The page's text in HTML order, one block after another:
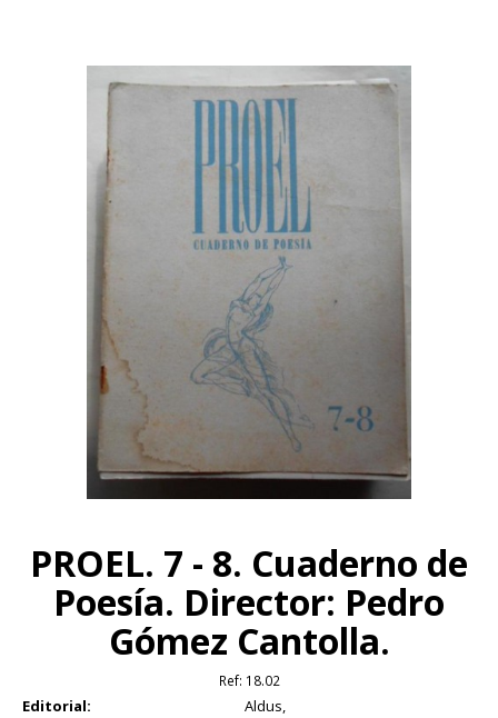
PROEL. 7 - 8. Cuaderno de
Poesía. Director: Pedro
Gómez Cantolla.
Ref: 18.02
Editorial:
Aldus,